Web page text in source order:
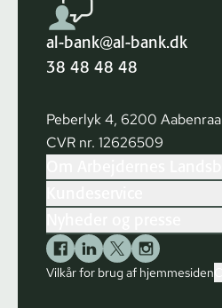
al-bank@al-bank.dk
38 48 48 48
Peberlyk 4, 6200 Aabenraa
CVR nr. 12626509
Vilkår for brug af hjemmesiden